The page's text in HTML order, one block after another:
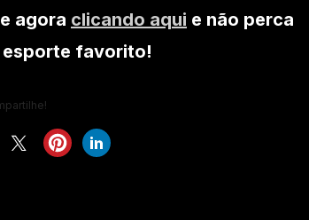
agora clicando aqui e não perca
esporte favorito!